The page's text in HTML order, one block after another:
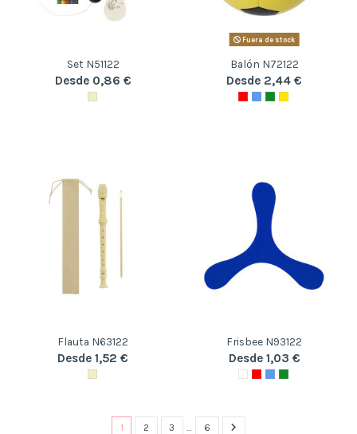
Set N51122
Desde 0,86 €
Fuera de stock
Balón N72122
Desde 2,44 €
Flauta N63122
Desde 1,52 €
Frisbee N93122
Desde 1,03 €
1 2 3 … 6